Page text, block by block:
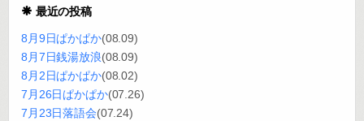
最近の投稿
8月9日ぱかぱか(08.09)
8月7日銭湯放浪(08.09)
8月2日ぱかぱか(08.02)
7月26日ぱかぱか(07.26)
7月23日落語会(07.24)